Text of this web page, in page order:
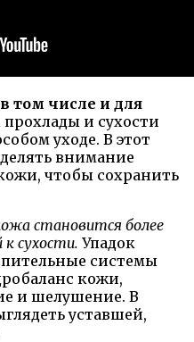
том числе и для
и сухости
уходе. В этот
внимание
чтобы сохранить
становится более
сухости. Упадок
системы
кожи,
и шелушение. В
уставшей,